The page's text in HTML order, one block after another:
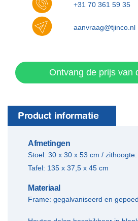
+31 70 361 59 35
aanvraag@tjinco.nl
Ontvang de prijs van
Product informatie
Afmetingen
Stoel: 30 x 30 x 53 cm /
Tafel: 135 x 37,5 x 45 cm
Materiaal
Frame: gegalvaniseerd en